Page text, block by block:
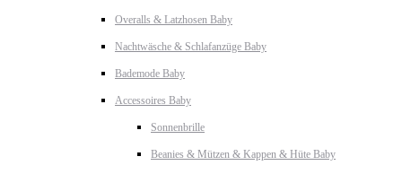
Overalls & Latzhosen Baby
Nachtwäsche & Schlafanzüge Baby
Bademode Baby
Accessoires Baby
Sonnenbrille
Beanies & Mützen & Kappen & Hüte Baby